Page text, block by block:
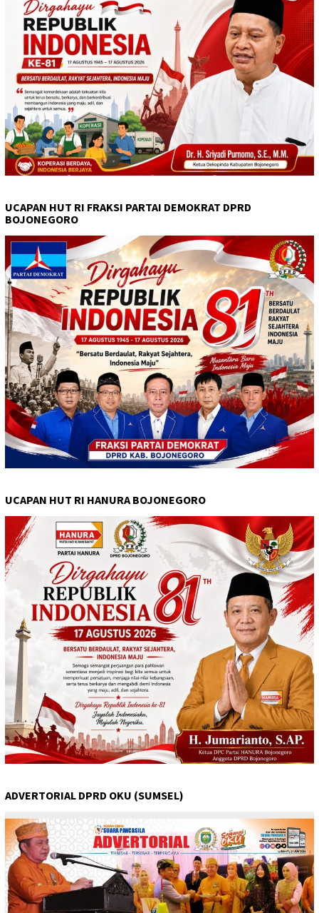
UCAPAN HUT RI FRAKSI PARTAI DEMOKRAT DPRD
BOJONEGORO
UCAPAN HUT RI HANURA BOJONEGORO
ADVERTORIAL DPRD OKU (SUMSEL)